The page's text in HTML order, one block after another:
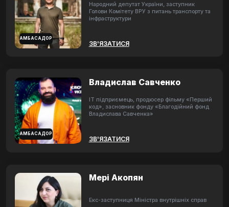
АМБАСАДОР
Народний депутат України, заступник
Голови Комітету ВРУ з питань транспорту та
інфраструктури
ЗВ'ЯЗАТИСЯ
АМБАСАДОР
Владислав Савченко
ІТ підприємець, продюсер фільму «Перший
код», засновник фонду «Благодійний фонд
Владислава Савченка»
ЗВ'ЯЗАТИСЯ
Мері Акопян
Екс-заступниця Міністра внутрішніх справ